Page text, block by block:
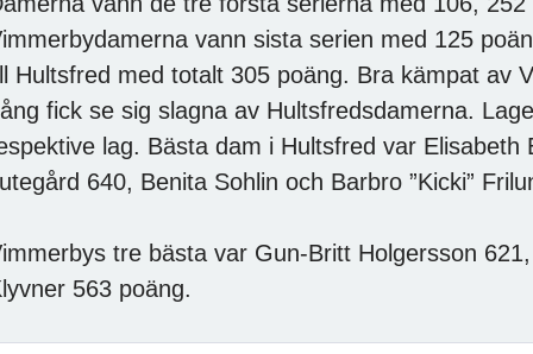
vann sista serien med 125
Hultsfred med totalt 305 poäng. Bra kämpat av
fick se sig slagna av Hultsfredsdamerna.
lag. Bästa dam i Hultsfred var
640, Benita Sohlin och Barbro ”Kicki”
tre bästa var Gun-Britt Holgersson
563 poäng.